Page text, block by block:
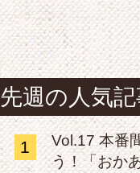
先週の人気
1
Vol.17 本番
う！「おか